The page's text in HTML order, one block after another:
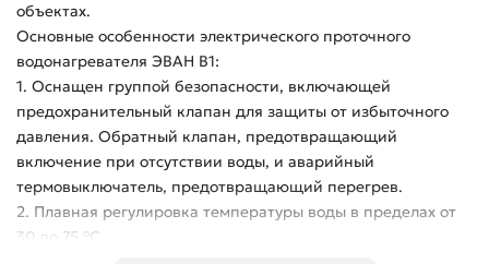
объектах.
Основные особенности электрического проточного
водонагревателя ЭВАН В1:
1. Оснащен группой безопасности, включающей
предохранительный клапан для защиты от избыточного
давления. Обратный клапан, предотвращающий
включение при отсутствии воды, и аварийный
термовыключатель, предотвращающий перегрев.
2. Плавная регулировка температуры воды в пределах от
30 до 75 °С.